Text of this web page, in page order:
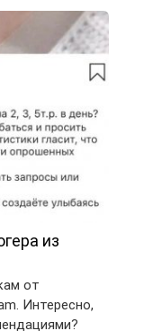
из
от
Интересно,